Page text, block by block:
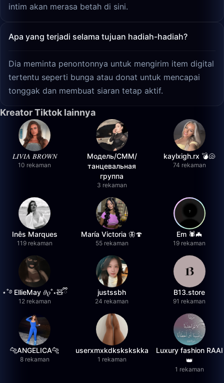
intim akan merasa betah di sini.
Apa yang terjadi selama tujuan hadiah-hadiah?
Dia meminta penontonnya untuk mengirim item digital
tertentu seperti bunga atau donat untuk mencapai
tonggak dan membuat siaran tetap aktif.
Kreator Tiktok lainnya
𝐿𝐼𝑉𝐼𝐴 𝐵𝑅𝑂𝑊𝑁
10 rekaman
Модель/СММ/
танцевальная
группа
3 rekaman
kaylxigh.rx 💣🐚
74 rekaman
Inês Marques
119 rekaman
María Victoria 🦋🍄
55 rekaman
Em 🕷️🦇
19 rekaman
⋆˚࿔ EllieMay 𝜗𝜚˚⋆🧸ྀི
12 rekaman
justssbh
24 rekaman
B13.store
91 rekaman
🐆ANGELICA🐆
8 rekaman
userxmxkdkskskskka
1 rekaman
Luxury fashion RAAI
👑
1 rekaman